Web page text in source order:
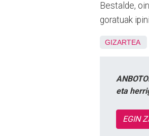
Bestalde,
goratuak
GIZARTEA
eta
EGIN